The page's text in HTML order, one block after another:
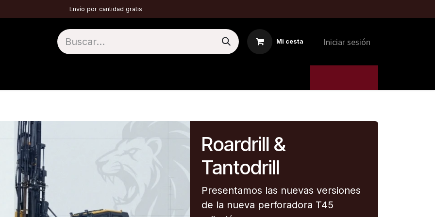
Envío por cantidad gratis
Mi cesta Iniciar sesión
Roardrill &
Tantodrill
Presentamos las nuevas versiones
de la nueva perforadora T45